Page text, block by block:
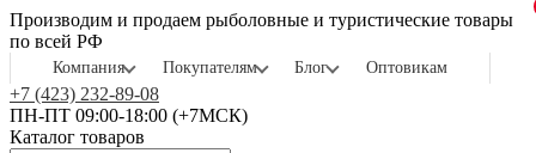
Производим и продаем рыболовные и туристические товары
по всей РФ
Компания Покупателям Блог Оптовикам
+7 (423) 232-89-08
ПН-ПТ 09:00-18:00 (+7МСК)
Каталог товаров